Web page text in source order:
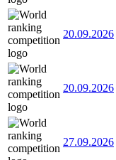
20.09.2026
20.09.2026
27.09.2026